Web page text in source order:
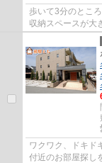
歩いて3分のとこ
収納スペースが大
収納できる洗面化
ワクワク、ドキド
付近のお部屋探し